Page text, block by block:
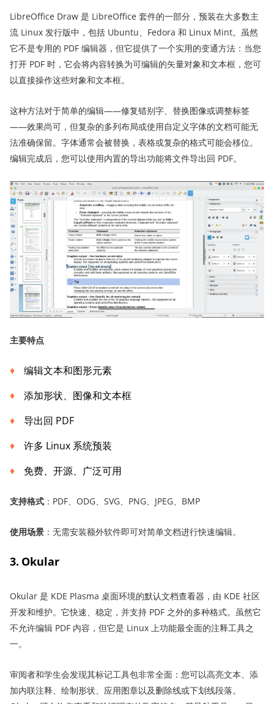
LibreOffice Draw 是 LibreOffice 套件的一部分，预装在大多数主
流 Linux 发行版中，包括 Ubuntu、Fedora 和 Linux Mint。虽然
它不是专用的 PDF 编辑器，但它提供了一个实用的变通方法：当您
打开 PDF 时，它会将内容转换为可编辑的矢量对象和文本框，您可
以直接操作这些对象和文本框。
这种方法对于简单的编辑——修复错别字、替换图像或调整标签
——效果尚可，但复杂的多列布局或使用自定义字体的文档可能无
法准确保留。字体通常会被替换，表格或复杂的格式可能会移位。
编辑完成后，您可以使用内置的导出功能将文件导出回 PDF。
主要特点
编辑文本和图形元素
添加形状、图像和文本框
导出回 PDF
许多 Linux 系统预装
免费、开源、广泛可用
支持格式 ：PDF、ODG、SVG、PNG、JPEG、BMP
使用场景 ：无需安装额外软件即可对简单文档进行快速编辑。
3. Okular
Okular 是 KDE Plasma 桌面环境的默认文档查看器，由 KDE 社区
开发和维护。它快速、稳定，并支持 PDF 之外的多种格式。虽然它
不允许编辑 PDF 内容，但它是 Linux 上功能最全面的注释工具之
一。
审阅者和学生会发现其标记工具包非常全面：您可以高亮文本、添
加内联注释、绘制形状、应用图章以及删除线或下划线段落。